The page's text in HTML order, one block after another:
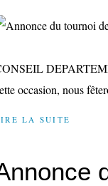
occasion, nous
LA SUITE